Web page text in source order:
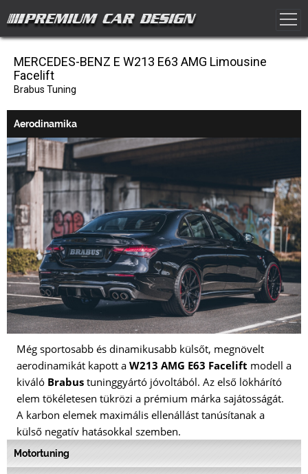
MERCEDES-BENZ E W213 E63 AMG Limousine
Facelift
Brabus Tuning
Aerodinamika
Még sportosabb és dinamikusabb külsőt, megnövelt
aerodinamikát kapott a W213 AMG E63 Facelift modell a
kiváló Brabus tuninggyártó jóvoltából. Az első lökhárító
elem tökéletesen tükrözi a prémium márka sajátosságát.
A karbon elemek maximális ellenállást tanúsítanak a
külső negatív hatásokkal szemben.
Motortuning